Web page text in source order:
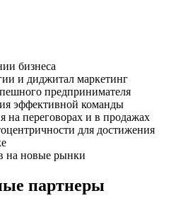
бизнеса
и диджитал маркетинг
предпринимателя
эффективной команды
на переговорах и в продажах
для достижения
на новые рынки
партнеры